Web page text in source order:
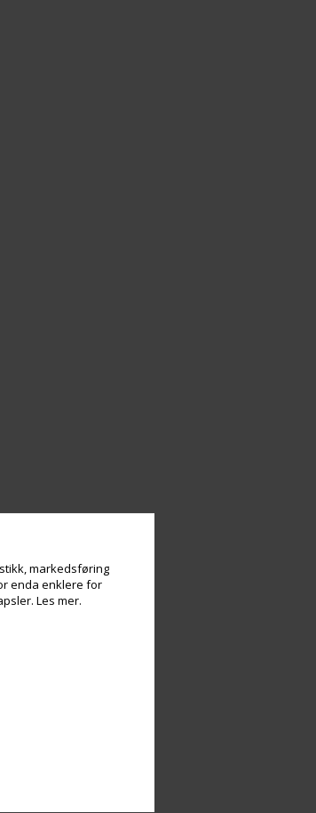
markedsføring
enda enklere for
Les mer.